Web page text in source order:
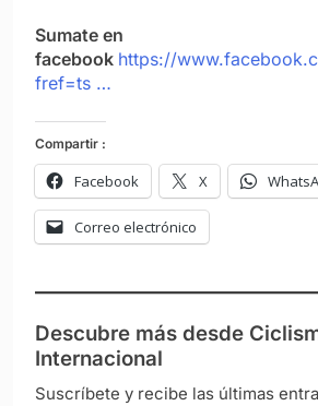
Sumate en
facebook https://
fref=ts …
Compartir :
Facebook X
Correo electrónico
Descubre más desde
Internacional
Suscríbete y recibe las últimas